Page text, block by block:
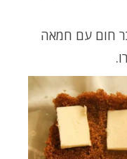
חום עם חמאה